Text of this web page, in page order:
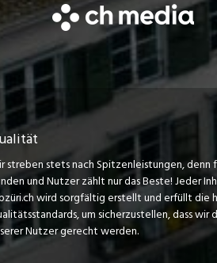
streben stets nach Spitzenleistungen, denn
und Nutzer zählt nur das Beste! Jeder
wird sorgfältig erstellt und erfüllt die
um sicherzustellen, dass wir
Nutzer gerecht werden.